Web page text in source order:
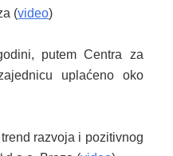
(video)
putem Centra za
uplaćeno oko
razvoja i pozitivnog